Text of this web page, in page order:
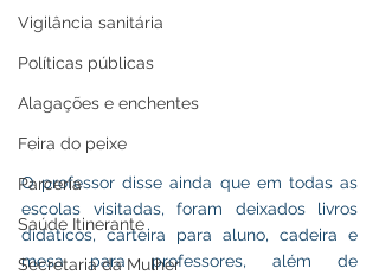
Vigilância sanitária
Políticas públicas
Alagações e enchentes
Feira do peixe
Parceria
Saúde Itinerante
Secretaria da Mulher
O professor disse ainda que em todas as
escolas visitadas, foram deixados livros
didáticos, carteira para aluno, cadeira e
mesa para professores, além de